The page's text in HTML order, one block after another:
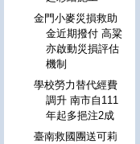
金門小麥災損救助
金近期撥付 高粱
亦啟動災損評估
機制
學校勞力替代經費
調升 南市自111
年起多挹注2成
臺南救國團送可莉